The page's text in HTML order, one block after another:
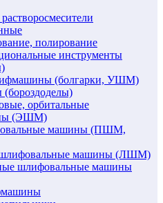
полирование
инструменты
(болгарки, УШМ)
орбитальные
(ЭШМ)
машины (ПШМ,
машины (ЛШМ)
шлифовальные машины